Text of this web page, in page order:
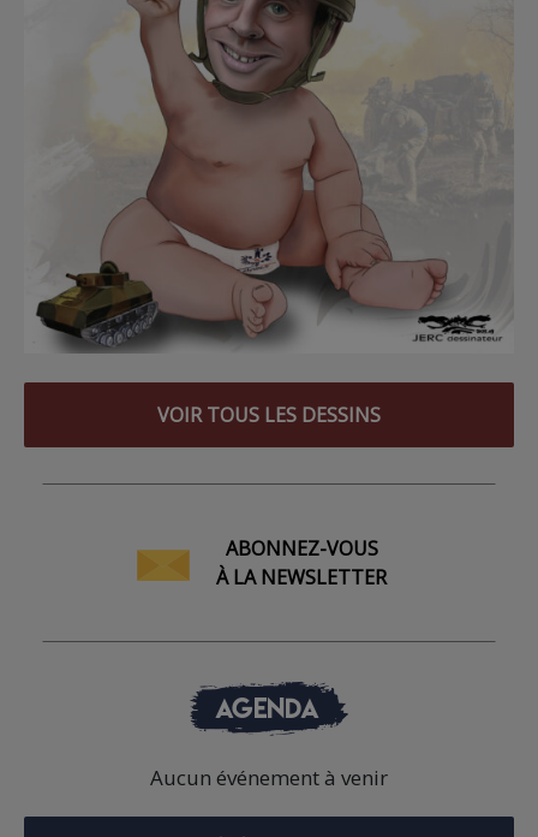
VOIR TOUS LES DESSINS
ABONNEZ-VOUS
À LA NEWSLETTER
AGENDA
Aucun événement à venir